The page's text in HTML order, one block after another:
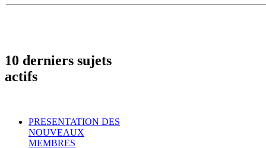
10 derniers sujets
actifs
PRESENTATION DES
NOUVEAUX
MEMBRES